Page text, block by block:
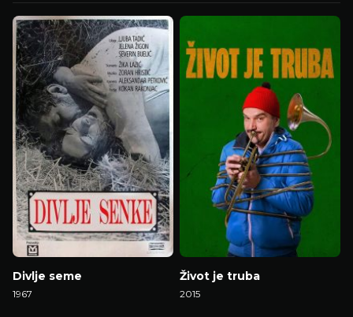
Divlje seme
1967
Život je truba
2015